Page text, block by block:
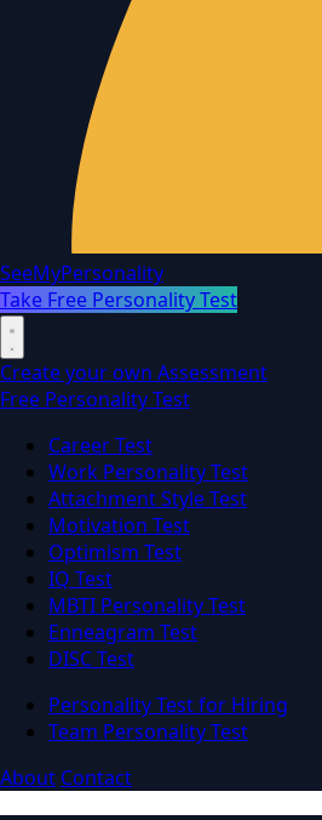
SeeMyPersonality
Take Free Personality Test
Create your own Assessment
Free Personality Test
Career Test
Work Personality Test
Attachment Style Test
Motivation Test
Optimism Test
IQ Test
MBTI Personality Test
Enneagram Test
DISC Test
Personality Test for Hiring
Team Personality Test
About Contact